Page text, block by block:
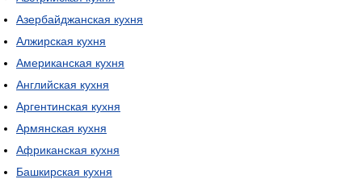
Азербайджанская кухня
Алжирская кухня
Американская кухня
Английская кухня
Аргентинская кухня
Армянская кухня
Африканская кухня
Башкирская кухня